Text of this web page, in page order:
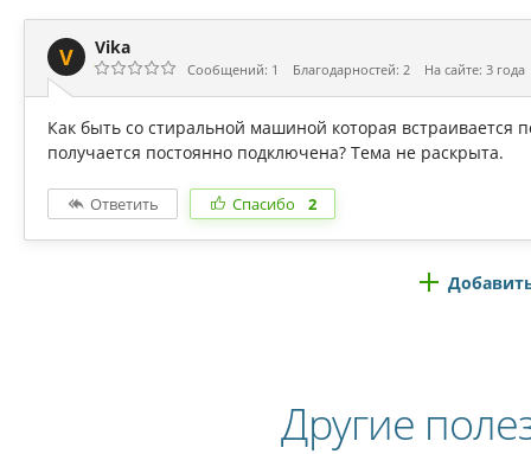
V Vika
Сообщений: 1 Благодарностей: 2 На сайте: 3 года
Как быть со стиральной машиной которая
получается постоянно подключена? Тема не раскрыта.
Ответить Спасибо 2
Другие